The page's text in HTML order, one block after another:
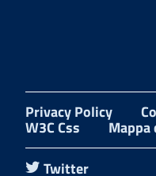
Privacy Policy
W3C Css
Mappa
Twitter